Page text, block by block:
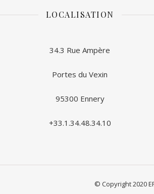
LOCALISATION
34.3 Rue Ampère
Portes du Vexin
95300 Ennery
+33.1.34.48.34.10
© Copyright 2020